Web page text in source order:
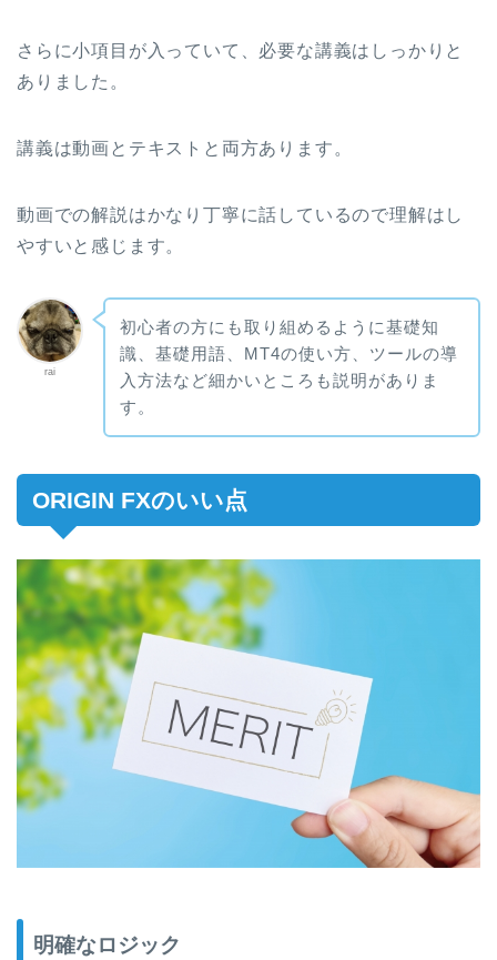
さらに小項目が入っていて、必要な講義はしっかりと
ありました。
講義は動画とテキストと両方あります。
動画での解説はかなり丁寧に話しているので理解はし
やすいと感じます。
rai
初心者の方にも取り組めるように基礎知
識、基礎用語、MT4の使い方、ツールの導
入方法など細かいところも説明がありま
す。
ORIGIN FXのいい点
明確なロジック